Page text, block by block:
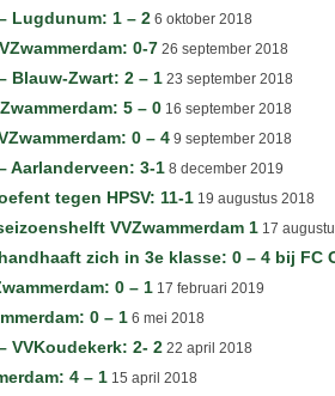
Lugdunum: 1 – 2 6 oktober 2018
0-7 26 september 2018
Blauw-Zwart: 2 – 1 23 september 2018
5 – 0 16 september 2018
0 – 4 9 september 2018
Aarlanderveen: 3-1 8 december 2019
tegen HPSV: 11-1 19 augustus 2018
VVZwammerdam 1 17
zich in 3e klasse: 0 – 4 bij FC
0 – 1 17 februari 2019
0 – 1 6 mei 2018
VVKoudekerk: 2- 2 22 april 2018
4 – 1 15 april 2018